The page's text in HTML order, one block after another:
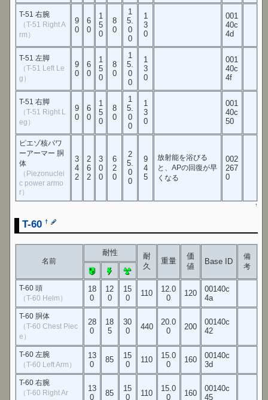
T-51 右腕
（T-51 Right A
rm）
9
0
6
0
1
5
0
8
0
1
5.
0
0
1
3
0
001
40c
4d
T-51 左脚
（T-51 Left Le
g）
9
0
6
0
1
5
0
8
0
1
5.
0
0
1
3
0
001
40c
4f
T-51 右脚
（T-51 Right L
eg）
9
0
6
0
1
5
0
8
0
1
5.
0
0
1
3
0
001
40c
50
ピエゾ核パワ
ーアーマー 胴
体
（Piezonuclei
c power armo
r）
3
4
2
2
6
2
3
0
0
6
2
0
2
5.
0
0
9
4
5
放射能を浴びる
と、APの回復が早
くなる
002
267
0
↑
T-60 †
名前
耐性
耐
久
重量
価
値
Base ID
備
考
T-60 頭
（T-60 Helm）
18
0
12
0
15
0
110
12.0
0
120
00140c
4a
T-60 胴体
（T-60 Chest Piec
e）
28
0
18
5
30
0
440
20.0
0
200
00140c
42
T-60 左腕
（T-60 Left Arm）
13
0
85
15
0
110
15.0
0
160
00140c
3d
T-60 右腕
（T-60 Right Ar
13
0
85
15
0
110
15.0
0
160
00140c
45